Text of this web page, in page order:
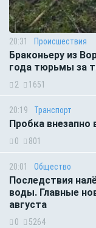
20:31 Происшествия
Браконьеру из
года тюрьмы за
2 1651
20:19 Транспорт
Пробка внезапно
0 801
20:01 Общество
Последствия
воды. Главные
августа
0 5264